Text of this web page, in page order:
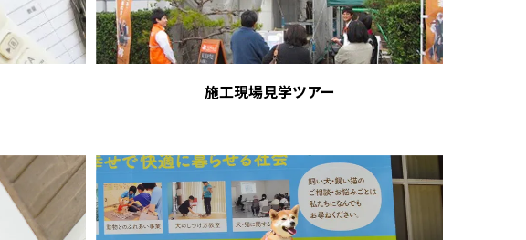
施工現場見学ツアー